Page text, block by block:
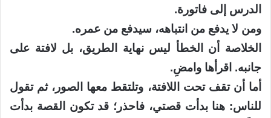
الدرس إلى فاتورة.
ومن لا يدفع من انتباهه، سيدفع من عمره.
الخلاصة أن الخطأ ليس نهاية الطريق، بل لافتة على
جانبه. اقرأها وامضِ.
أما أن تقف تحت اللافتة، وتلتقط معها الصور، ثم تقول
للناس: هنا بدأت قصتي، فاحذر؛ قد تكون القصة بدأت